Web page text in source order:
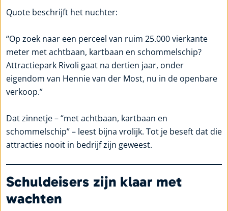
Quote beschrijft het nuchter:
“Op zoek naar een perceel van ruim 25.000 vierkante
meter met achtbaan, kartbaan en schommelschip?
Attractiepark Rivoli gaat na dertien jaar, onder
eigendom van Hennie van der Most, nu in de openbare
verkoop.”
Dat zinnetje – “met achtbaan, kartbaan en
schommelschip” – leest bijna vrolijk. Tot je beseft dat die
attracties nooit in bedrijf zijn geweest.
Schuldeisers zijn klaar met
wachten